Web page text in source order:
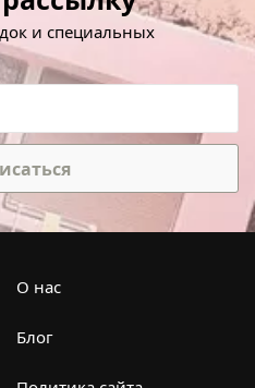
и специальных
О нас
Блог